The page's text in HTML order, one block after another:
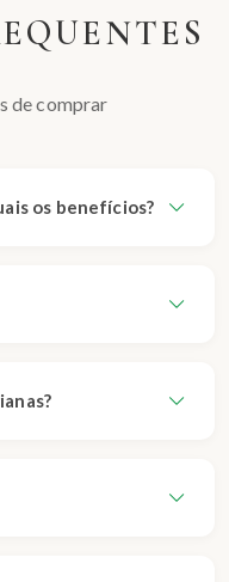
de comprar
os benefícios?